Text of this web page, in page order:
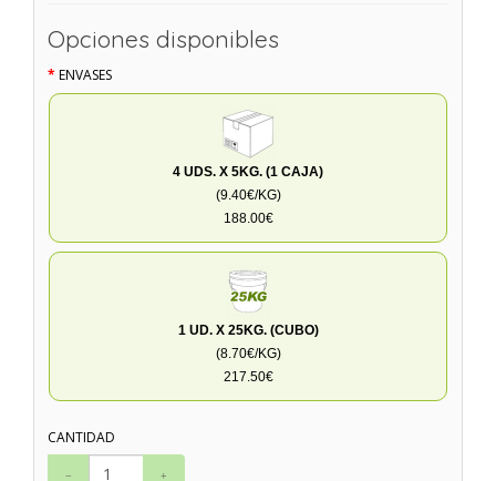
Opciones disponibles
ENVASES
4 UDS. X 5KG. (1 CAJA)
(9.40€/KG)
188.00€
1 UD. X 25KG. (CUBO)
(8.70€/KG)
217.50€
CANTIDAD